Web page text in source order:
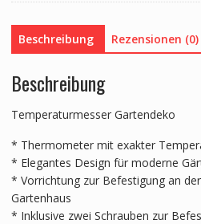
Beschreibung Rezensionen (0)
Beschreibung
Temperaturmesser Gartendeko
* Thermometer mit exakter
* Elegantes Design für moderne
* Vorrichtung zur Befestigung an
Gartenhaus
* Inklusive zwei Schrauben zur